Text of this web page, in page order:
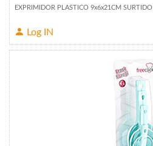
EXPRIMIDOR PLASTICO 9x6x21CM SURTIDO
Log IN